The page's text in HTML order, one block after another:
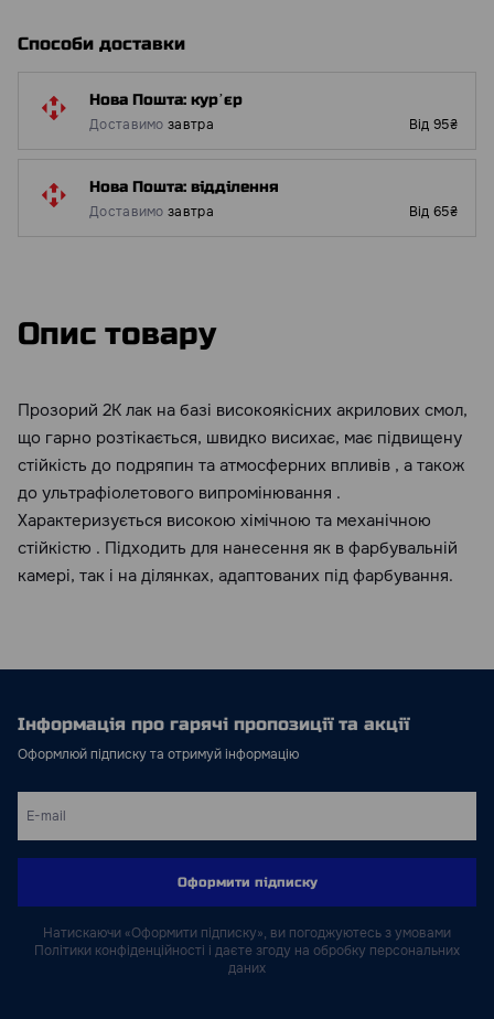
Способи доставки
Нова Пошта: курʼєр
Доставимо завтра Від 95₴
Нова Пошта: відділення
Доставимо завтра Від 65₴
Опис товару
Прозорий 2К лак на базі високоякісних акрилових смол,
що гарно розтікається, швидко висихає, має підвищену
стійкість до подряпин та атмосферних впливів , а також
до ультрафіолетового випромінювання .
Характеризується високою хімічною та механічною
стійкістю . Підходить для нанесення як в фарбувальній
камері, так і на ділянках, адаптованих під фарбування.
Інформація про гарячі пропозиції та акції
Оформлюй підписку та отримуй інформацію
Оформити підписку
Натискаючи «Оформити підписку», ви погоджуютесь з умовами
Політики конфіденційності і даєте згоду на обробку персональних
даних